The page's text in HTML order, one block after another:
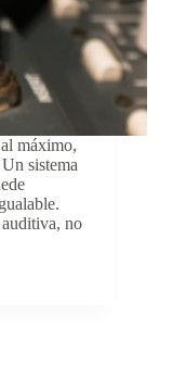
máximo,
sistema
auditiva, no